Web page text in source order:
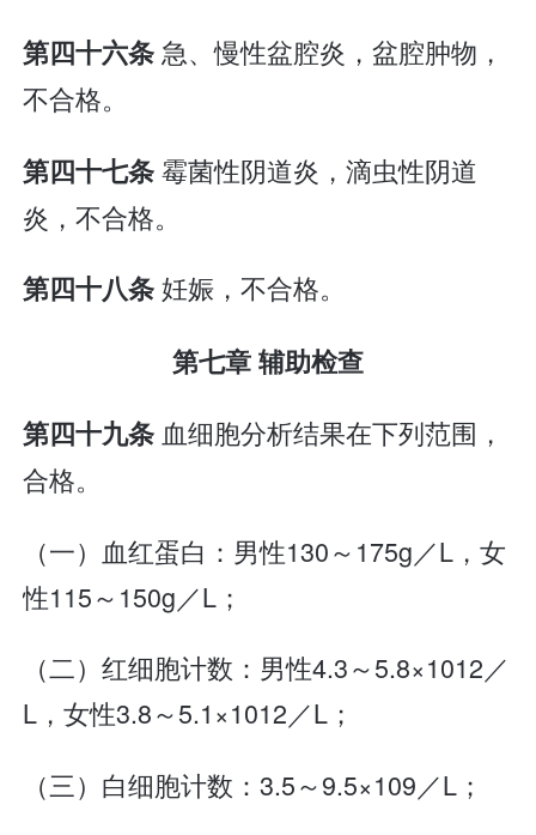
第四十六条急、慢性盆腔炎，盆腔肿物，
不合格。
第四十七条霉菌性阴道炎，滴虫性阴道
炎，不合格。
第四十八条妊娠，不合格。
第七章 辅助检查
第四十九条血细胞分析结果在下列范围，
合格。
（一）血红蛋白：男性130～175g／L，女
性115～150g／L；
（二）红细胞计数：男性4.3～5.8×1012／
L，女性3.8～5.1×1012／L；
（三）白细胞计数：3.5～9.5×109／L；